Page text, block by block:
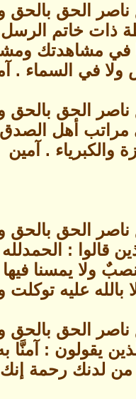
ناصر الحق
ذات خاتم الرسل
بها في
في السماء .
ناصر الحق
أهل الصدق
. آمين
ناصر الحق
قالوا :
ولا يمسنا
بالله عليه توكلت
ناصر الحق
يقولون : آمنَّا
لنا من لدنك رحمة